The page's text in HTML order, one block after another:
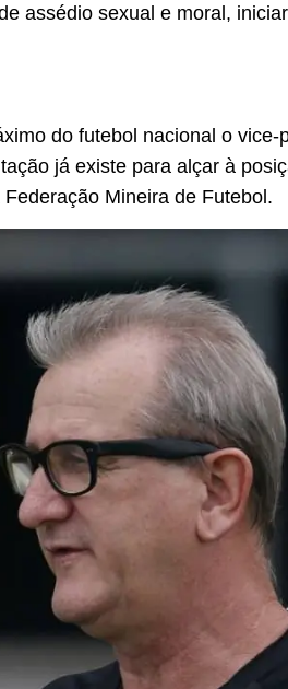
assédio sexual e moral,
do futebol nacional o
já existe para alçar à
Mineira de Futebol.